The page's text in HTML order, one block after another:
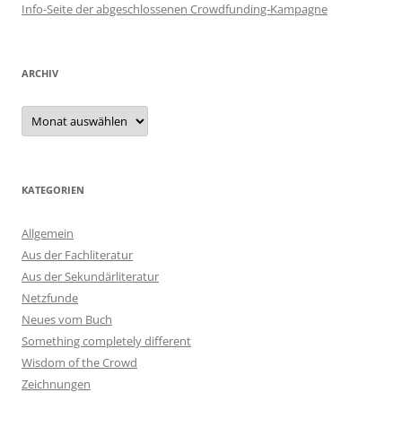
Info-Seite der abgeschlossenen Crowdfunding-Kampagne
ARCHIV
Archiv
KATEGORIEN
Allgemein
Aus der Fachliteratur
Aus der Sekundärliteratur
Netzfunde
Neues vom Buch
Something completely different
Wisdom of the Crowd
Zeichnungen